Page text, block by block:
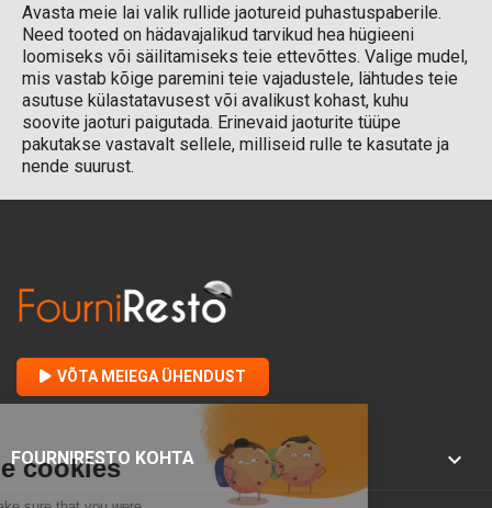
Avasta meie lai valik rullide jaotureid puhastuspaberile.
Need tooted on hädavajalikud tarvikud hea hügieeni
loomiseks või säilitamiseks teie ettevõttes. Valige mudel,
mis vastab kõige paremini teie vajadustele, lähtudes teie
asutuse külastatavusest või avalikust kohast, kuhu
soovite jaoturi paigutada. Erinevaid jaoturite tüüpe
pakutakse vastavalt sellele, milliseid rulle te kasutate ja
nende suurust.
VÕTA MEIEGA ÜHENDUST
FOURNIRESTO KOHTA 